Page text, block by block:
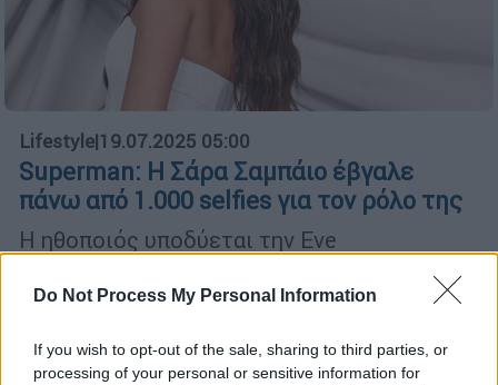
Do Not Process My Personal Information
If you wish to opt-out of the sale, sharing to third parties, or
processing of your personal or sensitive information for
Lifestyle|19.07.2025 05:00
Superman: Η Σάρα Σαμπάιο έβγαλε
πάνω από 1.000 selfies για τον ρόλο της
Η ηθοποιός υποδύεται την Eve
Νίκολας Χουλτ